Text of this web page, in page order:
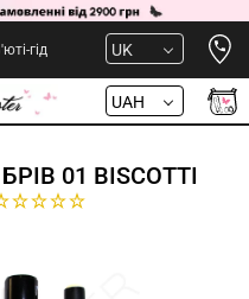
гід UK
UAH
01 BISCOTTI